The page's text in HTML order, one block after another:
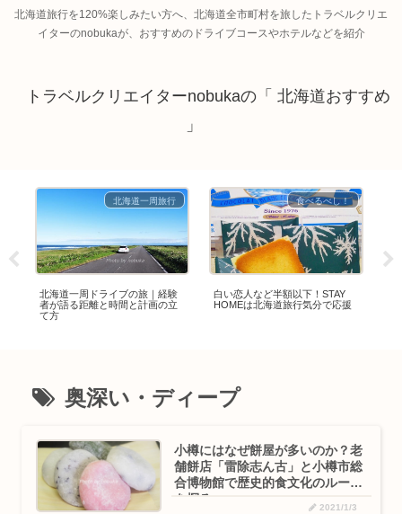
北海道旅行を120%楽しみたい方へ、北海道全市町村を旅したトラベルクリエ
イターのnobukaが、おすすめのドライブコースやホテルなどを紹介
トラベルクリエイターnobukaの「 北海道おすすめ
」
北海道一周旅行
北海道一周ドライブの旅｜経験
者が語る距離と時間と計画の立
て方
食べるべし！
白い恋人など半額以下！STAY
HOMEは北海道旅行気分で応援
奥深い・ディープ
小樽にはなぜ餅屋が多いのか？老
舗餅店「雷除志ん古」と小樽市総
合博物館で歴史的食文化のルーツ
を探る
2021/1/3